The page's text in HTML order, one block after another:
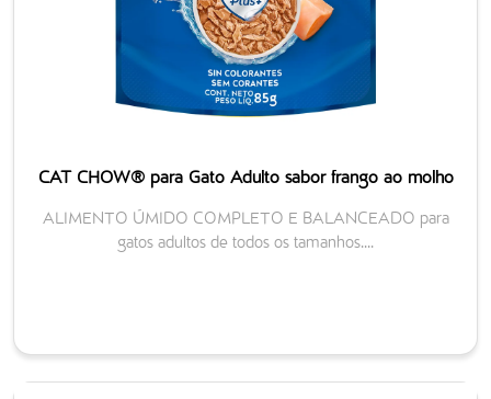
CAT CHOW® para Gato Adulto sabor frango ao molho
ALIMENTO ÚMIDO COMPLETO E BALANCEADO para
gatos adultos de todos os tamanhos....